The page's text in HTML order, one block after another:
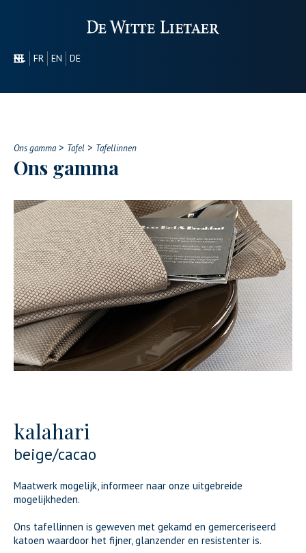
NL FR EN
DE
ONS GAMMA
CONTACT
Ons gamma> Tafel > Tafellinnen
Ons gamma
kalahari
beige/cacao
Maatwerk mogelijk, informeer naar onze uitgebreide
mogelijkheden.
Ons tafellinnen is geweven met gekamd en gemerceriseerd
katoen waardoor het fijner, glanzender en resistenter is.